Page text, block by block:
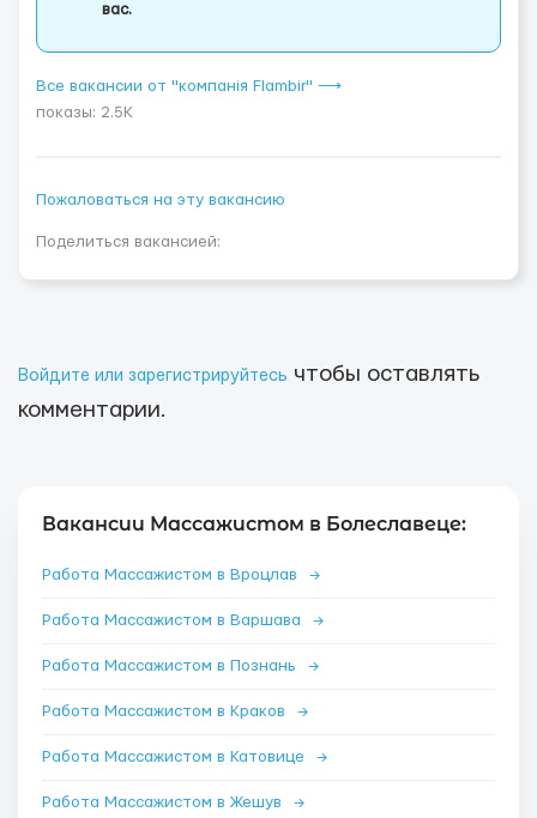
вас.
Все вакансии от "компанія Flambir" ⟶
показы: 2.5K
Пожаловаться на эту вакансию
Поделиться вакансией:
Войдите или зарегистрируйтесь чтобы оставлять
комментарии.
Вакансии Массажистом в Болеславеце:
Работа Массажистом в Вроцлав →
Работа Массажистом в Варшава →
Работа Массажистом в Познань →
Работа Массажистом в Краков →
Работа Массажистом в Катовице →
Работа Массажистом в Жешув →